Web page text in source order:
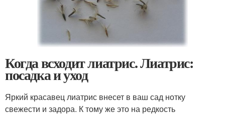
Когда всходит лиатрис. Лиатрис:
посадка и уход
Яркий красавец лиатрис внесет в ваш сад нотку
свежести и задора. К тому же это на редкость